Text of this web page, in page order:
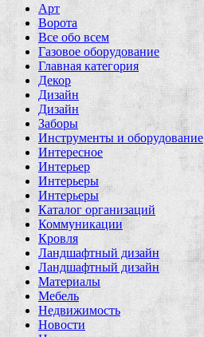
Арт
Ворота
Все обо всем
Газовое оборудование
Главная категория
Декор
Дизайн
Дизайн
Заборы
Инструменты и оборудование
Интересное
Интерьер
Интерьеры
Интерьеры
Каталог организаций
Коммуникации
Кровля
Ландшафтный дизайн
Ландшафтный дизайн
Материалы
Мебель
Недвижимость
Новости